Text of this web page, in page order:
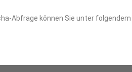
Abfrage können Sie unter folgendem